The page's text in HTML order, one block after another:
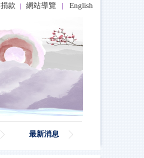
捐款 網站導覽 | English
最新消息